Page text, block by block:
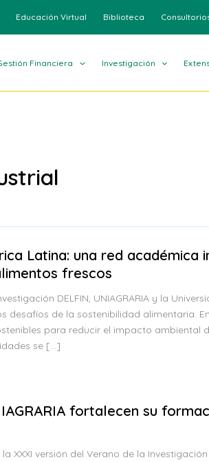
Educación Virtual Biblioteca
Financiera Investigación
Latina: una red académica
frescos
DELFIN, UNIAGRARIA y la
desafíos de la sostenibilidad alimentaria.
para reducir el impacto ambiental
se […]
fortalecen su
XXXI versión del Verano de la